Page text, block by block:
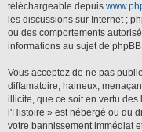
téléchargeable depuis
les discussions sur Internet ;
ou des comportements
informations au sujet de
Vous acceptez de ne pas
diffamatoire, haineux,
illicite, que ce soit en vertu
l'Histoire » est hébergé ou du
votre bannissement immédiat